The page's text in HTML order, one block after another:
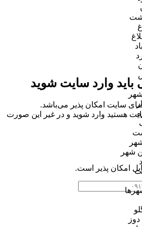
باید وارد سایت شوید
سایت امکان پذیر می‌باشد.
هستید وارد شوید و در غیر این صورت
امکان پذیر است.
شهر